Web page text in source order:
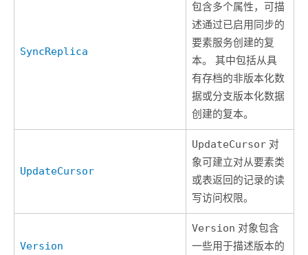
SyncReplica
包含多个属性，可描
述通过已启用同步的
要素服务创建的复
本。 其中包括从具
有存档的非版本化数
据或分支版本化数据
创建的复本。
UpdateCursor
UpdateCursor 对
象可建立对从要素类
或表返回的记录的读
写访问权限。
Version
Version 对象包含
一些用于描述版本的